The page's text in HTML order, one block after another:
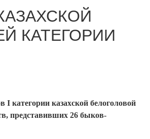
КАТЕГОРИИ
казахской белоголовой
представивших 26 быков-